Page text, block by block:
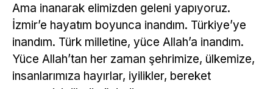
Ama inanarak elimizden geleni yapıyoruz.
İzmir’e hayatım boyunca inandım. Türkiye’ye
inandım. Türk milletine, yüce Allah’a inandım.
Yüce Allah’tan her zaman şehrimize, ülkemize,
insanlarımıza hayırlar, iyilikler, bereket